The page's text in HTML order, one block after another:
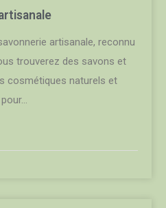
artisanale, reconnu
trouverez des savons et
cosmétiques naturels et